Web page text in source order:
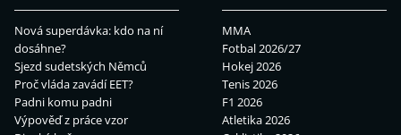
Nová superdávka: kdo na ní
dosáhne?
Sjezd sudetských Němců
Proč vláda zavádí EET?
Padni komu padni
Výpověď z práce vzor
MMA
Fotbal 2026/27
Hokej 2026
Tenis 2026
F1 2026
Atletika 2026